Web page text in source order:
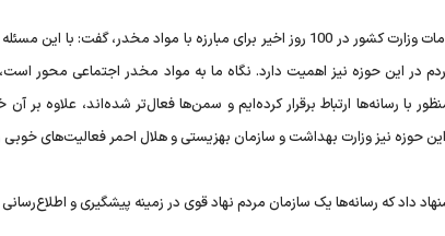
وی درباره اقدامات وزارت کشور در 100 روز اخیر برای مبارزه با مواد
در این حوزه نیز اهمیت دارد. نگاه ما به مواد مخدر اجتماعی محور است،
با رسانه‌ها ارتباط برقرار کرده‌ایم و سمن‌ها فعال‌تر شده‌اند، علاوه بر
حوزه نیز وزارت بهداشت و سازمان بهزیستی و هلال احمر فعالیت‌های خوبی
داد که رسانه‌ها یک سازمان مردم نهاد قوی در زمینه پیشگیری و